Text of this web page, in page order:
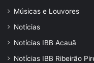
Músicas e Louvores
Notícias
Notícias IBB Acauã
Notícias IBB Ribeirão